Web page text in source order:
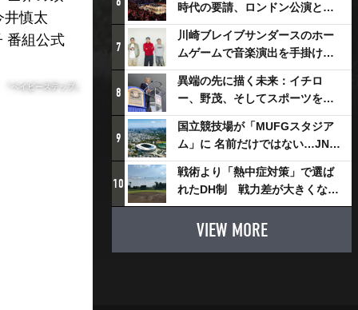
井慎太
番組公式
「ベイビーステップ」
時代の要請、ロンドン公演と古
式大相撲
7
川崎ブレイブサンダースのホー
ムゲームで音楽演出を手掛ける
スチャダラパーが川崎新！アリ
ーナシティ・プロジェクトを語
る 「楽しみでしかないでしょ。
川崎は、ずっと成長曲線だか
ら」
8
異端の先に描く未来：イチロ
ー、野茂、そしてスポーツを支
える科学界の挑戦
9
国立競技場が「MUFGスタジア
ム」に 名前だけではない…JNSE
とMUFGが“共創”し描く地域活
性化・社会価値創造の近未来図
とは
10
戦術より「熱中症対策」で選ば
れたDH制 戦力差が大きくなる
懸念も
VIEW MORE